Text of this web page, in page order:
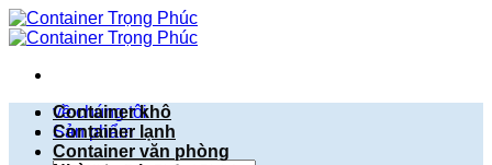
Bỏ
qua
dung
về chúng tôi
Sản phẩm
Container khô
Container lạnh
Container văn phòng